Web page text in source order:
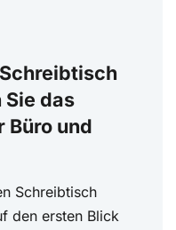
das
Büro und
Schreibtisch
den ersten Blick